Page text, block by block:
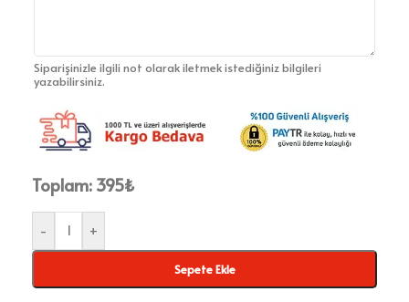
Siparişinizle ilgili not olarak iletmek istediğiniz bilgileri
yazabilirsiniz.
Toplam: 395₺
- +
Sepete Ekle